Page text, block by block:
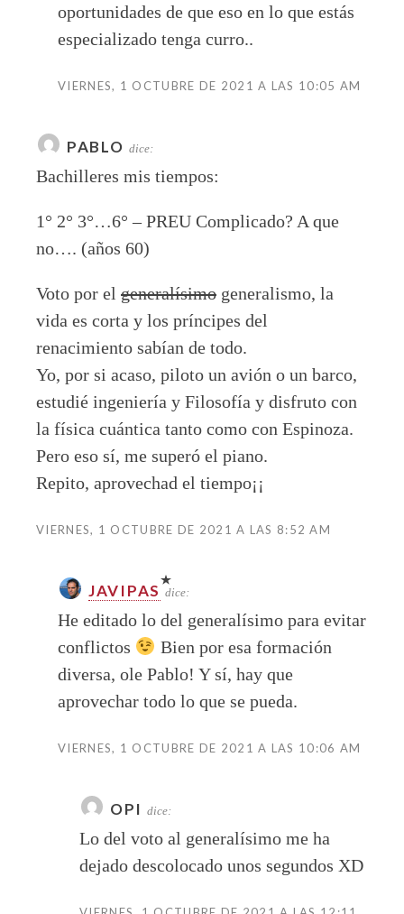
oportunidades de que eso en lo que estás
especializado tenga curro..
VIERNES, 1 OCTUBRE DE 2021 A LAS 10:05 AM
PABLO dice:
Bachilleres mis tiempos:
1° 2° 3°…6° – PREU Complicado? A que
no…. (años 60)
Voto por el generalísimo generalismo, la
vida es corta y los príncipes del
renacimiento sabían de todo.
Yo, por si acaso, piloto un avión o un barco,
estudié ingeniería y Filosofía y disfruto con
la física cuántica tanto como con Espinoza.
Pero eso sí, me superó el piano.
Repito, aprovechad el tiempo¡¡
VIERNES, 1 OCTUBRE DE 2021 A LAS 8:52 AM
JAVIPAS dice:
He editado lo del generalísimo para evitar
conflictos
Bien por esa formación
diversa, ole Pablo! Y sí, hay que
aprovechar todo lo que se pueda.
VIERNES, 1 OCTUBRE DE 2021 A LAS 10:06 AM
OPI dice:
Lo del voto al generalísimo me ha
dejado descolocado unos segundos XD